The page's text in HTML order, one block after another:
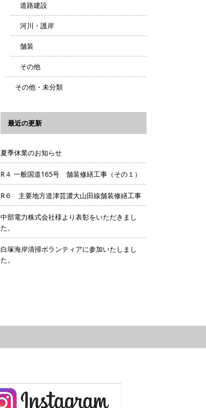
道路建設
河川・護岸
舗装
その他
その他・未分類
最近の更新
夏季休業のお知らせ
R４ 一般国道165号 舗装修繕工事（その１）
R６ 主要地方道津芸濃大山田線舗装修繕工事
中部電力株式会社様より表彰をいただきまし
た。
白塚海岸清掃ボランティアに参加いたしまし
た。